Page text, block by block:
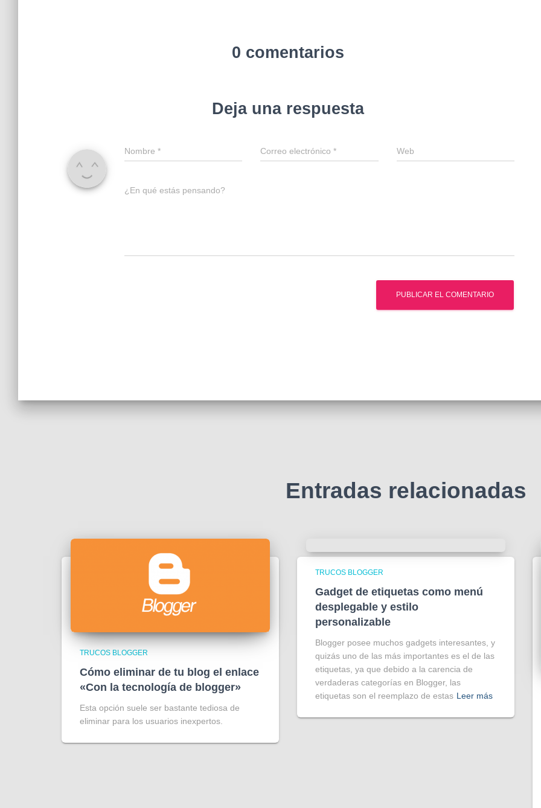
0 comentarios
Deja una respuesta
Nombre * Correo electrónico* Web
¿En qué estás pensando?
Entradas relacionadas
TRUCOS BLOGGER
Cómo eliminar de tu blog el enlace
«Con la tecnología de blogger»
Esta opción suele ser bastante tediosa de
eliminar para los usuarios inexpertos.
TRUCOS BLOGGER
Gadget de etiquetas como menú
desplegable y estilo
personalizable
Blogger posee muchos gadgets interesantes, y
quizás uno de las más importantes es el de las
etiquetas, ya que debido a la carencia de
verdaderas categorías en Blogger, las
etiquetas son el reemplazo de estas Leer más